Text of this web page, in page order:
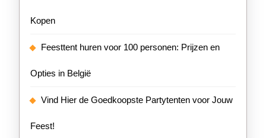
Kopen
Feesttent huren voor 100 personen: Prijzen en
Opties in België
Vind Hier de Goedkoopste Partytenten voor Jouw
Feest!